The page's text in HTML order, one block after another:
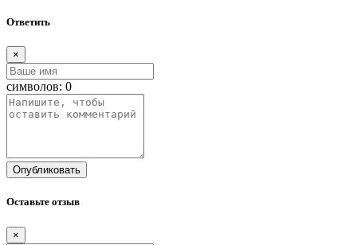
Ответить
×
символов: 0
Опубликовать
Оставьте отзыв
×